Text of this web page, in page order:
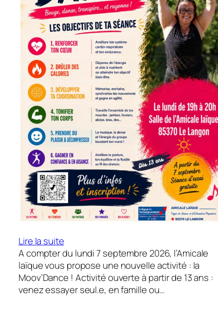
Lire la suite:
Moov’Dance
:
à
partir
A compter du lundi 7 septembre 2026, l’Amicale
laïque vous propose une nouvelle activité : la
Moov’Dance ! Activité ouverte à partir de 13 ans :
venez essayer seul.e, en famille ou…